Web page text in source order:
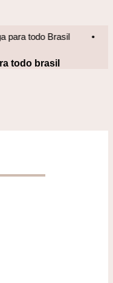
Brasil •
todo brasil